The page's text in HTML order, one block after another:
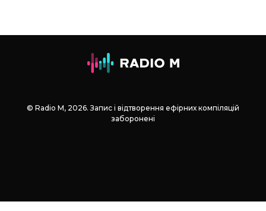
© Radio М, 2026. Запис і відтворення ефірних компіляцій
заборонені